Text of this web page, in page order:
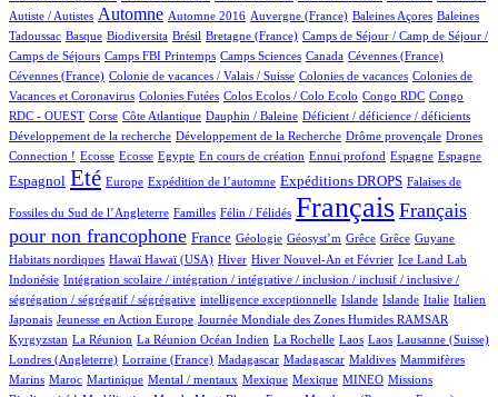
Autiste / Autistes
402/856 Automne
4/856 Automne 2016
4/856 Auvergne (France)
1/856 Baleines Açores
2/856
Baleines
Tadoussac
1/856 Basque
71/856 Biodiversita
1/856 Brésil
13/856 Bretagne (France)
109/856
Camps de Séjour / Camp de Séjour /
Camps de Séjours
4/856 Camps FBI Printemps
12/856 Camps Sciences
4/856 Canada
2/856 Cévennes (France)
1/856
Cévennes (France)
1/856 Colonie de vacances / Valais / Suisse
4/856 Colonies de vacances
3/856
Colonies de
Vacances et Coronavirus
1/856 Colonies Futées
1/856 Colos Ecolos / Colo Ecolo
1/856 Congo RDC
2/856
Congo
RDC - OUEST
1/856 Corse
15/856 Côte Atlantique
1/856 Dauphin / Baleine
2/856 Déficient / déficience / déficients
1/856
Développement de la recherche
1/856 Développement de la Recherche
1/856 Drôme provençale
15/856
Drones
Connection !
1/856 Ecosse
1/856 Ecosse
1/856 Egypte
15/856 En cours de création
2/856 Ennui profond
18/856 Espagne
11/856 Espagne
236/856
Espagnol
653/856 Eté
10/856 Europe
168/856 Expédition de l’automne
245/856 Expéditions DROPS
4/856 Falaises de
Fossiles du Sud de l’Angleterre Familles Félin / Félidés Français Français
pour non francophone
266/856 France
34/856 Géologie
1/856 Géosyst’m
1/856 Grêce
1/856 Grêce
1/856 Guyane
3/856
Habitats nordiques
2/856 Hawaï
2/856 Hawaï (USA)
140/856 Hiver
20/856 Hiver Nouvel-An et Février
8/856 Ice Land Lab
2/856
Indonésie
2/856
Intégration scolaire / intégration / intégrative / inclusion / inclusif / inclusive /
ségrégation / ségrégatif / ségrégative
2/856 intelligence exceptionnelle
9/856 Islande
8/856 Islande
9/856 Italie
68/856 Italien
5/856
Japonais
2/856 Jeunesse en Action Europe
5/856 Journée Mondiale des Zones Humides RAMSAR
101/856
Kyrgyzstan
5/856 La Réunion
3/856 La Réunion Océan Indien
1/856 La Rochelle
1/856 Laos
1/856 Laos
2/856 Lausanne (Suisse)
56/856
Londres (Angleterre)
1/856 Lorraine (France)
4/856 Madagascar
4/856 Madagascar
1/856 Maldives
2/856
Mammifères
Marins
8/856 Maroc
7/856 Martinique
2/856 Mental / mentaux
1/856 Mexique
1/856 Mexique
29/856 MINEO
35/856
Missions